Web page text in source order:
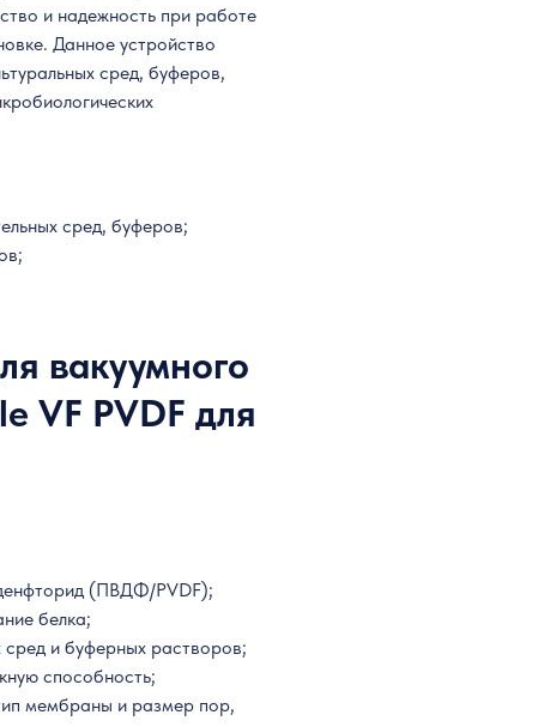
и надежность при работе
Данное устройство
сред, буферов,
сред, буферов;
вакуумного
VF PVDF для
(ПВДФ/PVDF);
белка;
сред и буферных растворов;
способность;
мембраны и размер пор,